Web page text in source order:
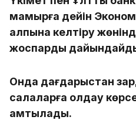
мамырға дейін
қалпына келтіру
жоспарды
Онда дағдарыстан
салаларға қолдау
қамтылады.